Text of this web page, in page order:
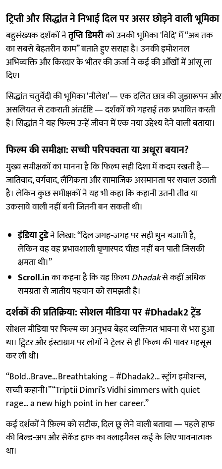
ट्रिप्ती और सिद्धांत ने निभाई दिल पर असर छोड़ने वाली भूमिका
बहुसंख्यक दर्शकों नेतृप्ति डिमरीको उनकी भूमिका 'विदि' में “अब तक
का सबसे बेहतरीन काम” बताते हुए सराहा है। उनकी इमोशनल
अभिव्यक्ति और किरदार के भीतर की ऊर्जा ने कई की आँखों में आंसू ला
दिए।
सिद्धांत चतुर्वेदी की भूमिका ‘नीलेश’— एक दलित छात्र की जुझारूपन और
असलियत से टकराती अंतर्दृष्टि — दर्शकों को गहराई तक प्रभावित करती
है। सिद्धांत ने यह फिल्म उन्हें जीवन में एक नया उद्देश्य देने वाली बताया।
फिल्म की समीक्षा: सच्ची परिपक्वता या अधूरा बयान?
मुख्य समीक्षकों का मानना है कि फिल्म सही दिशा में कदम रखती है—
जातिवाद, वर्गवाद, लैंगिकता और सामाजिक असमानता पर सवाल उठाती
है। लेकिन कुछ समीक्षकों ने यह भी कहा कि कहानी उतनी तीव्र या
उकसावे वाली नहीं बनी जितनी बन सकती थी।
इंडिया टुडेने लिखा: “दिल जगह‑जगह पर सही धुन बजाती है,
लेकिन वह वह प्रभावशाली घृणास्पद चीख़ नहीं बन पाती जिसकी
क्षमता थी।”
Scroll.inका कहना है कि यह फ़िल्मDhadakसे कहीं अधिक
समग्रता से जातीय पहचान को समझती है।
दर्शकों की प्रतिक्रिया: सोशल मीडिया पर #Dhadak2 ट्रेंड
सोशल मीडिया पर फिल्म का अनुभव बेहद व्यक्तिगत भावना से भरा हुआ
था। ट्विटर और इंस्टाग्राम पर लोगों ने ट्रेलर से ही फिल्म की पावर महसूस
कर ली थी।
“Bold.. Brave… Breathtaking – #Dhadak2… स्ट्रॉंग इमोशन्स,
सच्ची कहानी।”“Triptii Dimri’s Vidhi simmers with quiet
rage… a new high point in her career.”
कई दर्शकों ने फ़िल्म को सटीक, दिल छू लेने वाली बताया — पहले हाफ
की बिल्ड‑अप और सेकेंड हाफ का क्लाइमैक्स कई के लिए भावनात्मक
था।